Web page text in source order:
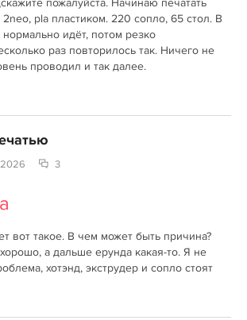
пожалуйста. Начинаю печатать
2neo, pla пластиком. 220 сопло, 65 стол. В
идёт, потом резко
раз повторилось так. Ничего не
проводил и так далее.
3
вот такое. В чем может быть причина?
а дальше ерунда какая-то. Я не
хотэнд, экструдер и сопло стоят